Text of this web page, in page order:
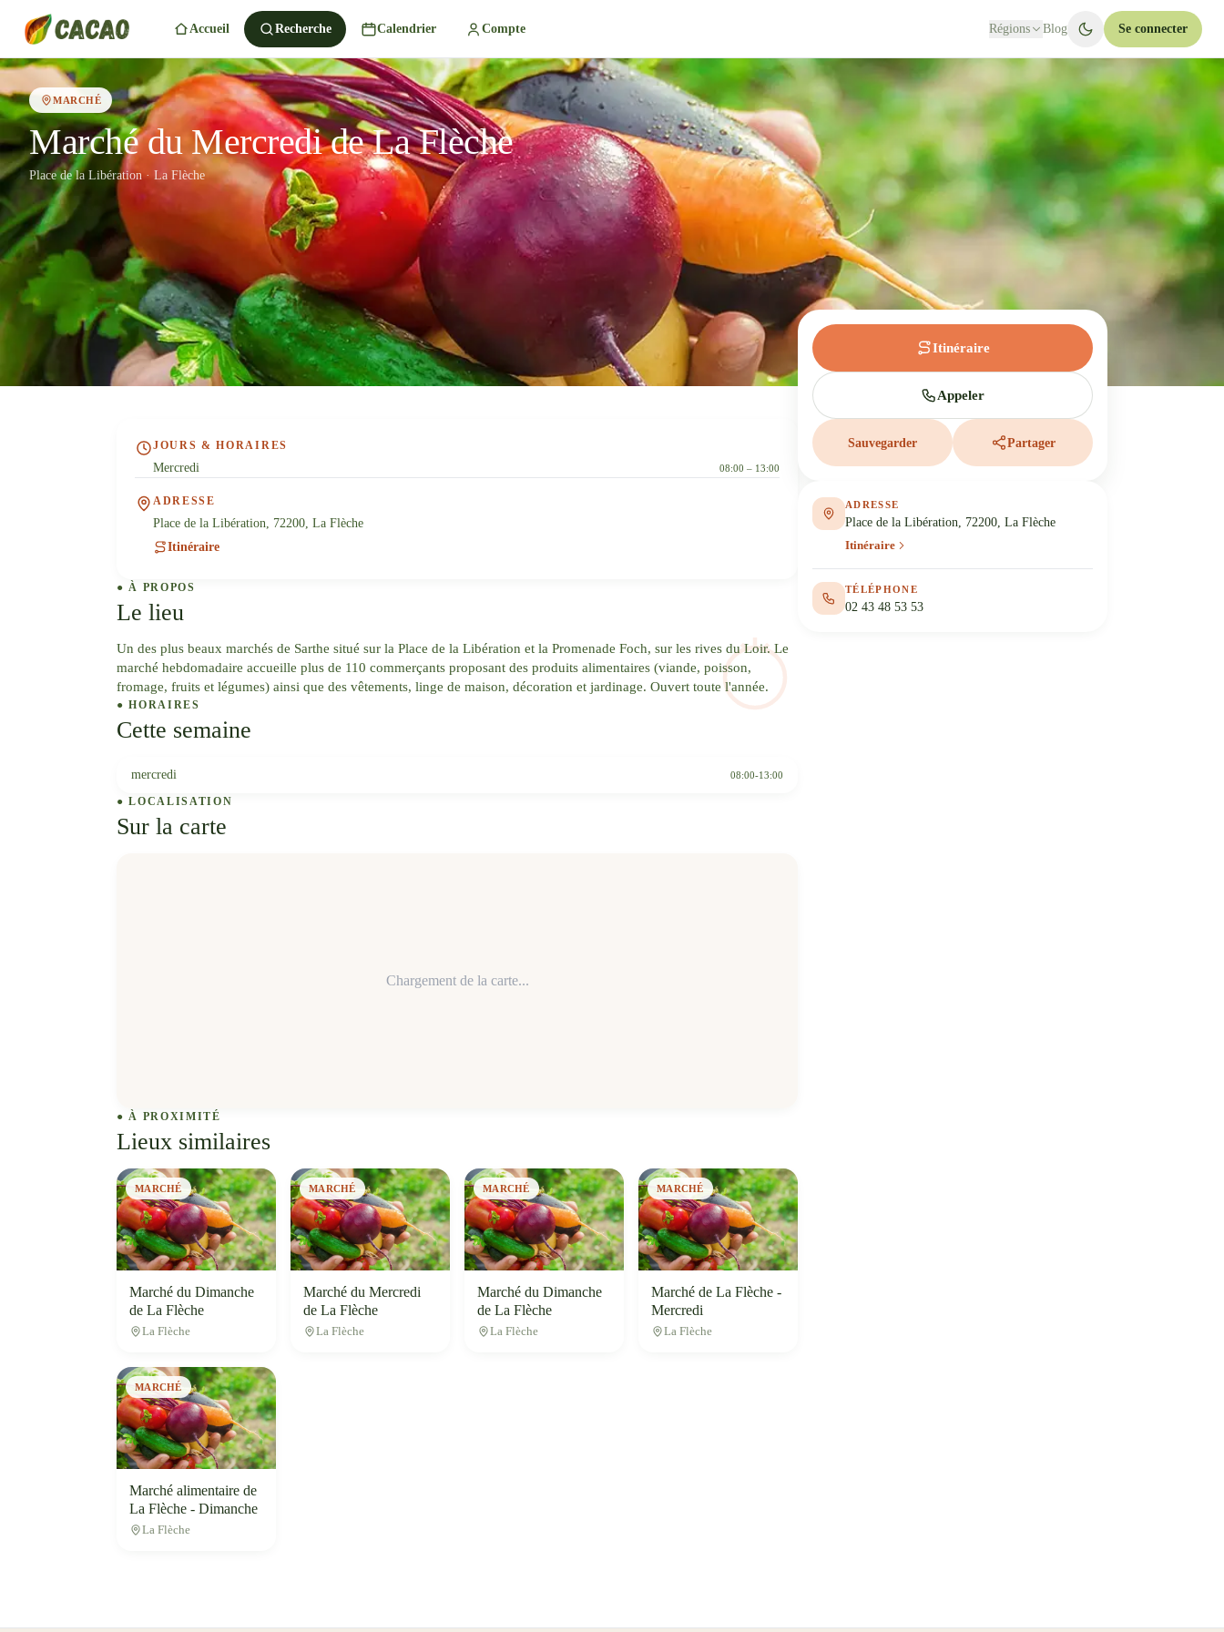
Accueil Recherche Calendrier Compte Régions Blog Se connecter
MARCHÉ
Marché du Mercredi de La Flèche
Place de la Libération · La Flèche
JOURS & HORAIRES
Mercredi 08:00 – 13:00
ADRESSE
Place de la Libération, 72200, La Flèche
Itinéraire
● À PROPOS
Le lieu
Un des plus beaux marchés de Sarthe situé sur la Place de la Libération et la Promenade Foch, sur les rives du Loir. Le
marché hebdomadaire accueille plus de 110 commerçants proposant des produits alimentaires (viande, poisson,
fromage, fruits et légumes) ainsi que des vêtements, linge de maison, décoration et jardinage. Ouvert toute l'année.
● HORAIRES
Cette semaine
mercredi 08:00-13:00
● LOCALISATION
Sur la carte
Chargement de la carte...
● À PROXIMITÉ
Lieux similaires
MARCHÉ
Marché du Dimanche
de La Flèche
La Flèche
MARCHÉ
Marché du Mercredi
de La Flèche
La Flèche
MARCHÉ
Marché du Dimanche
de La Flèche
La Flèche
MARCHÉ
Marché de La Flèche -
Mercredi
La Flèche
MARCHÉ
Marché alimentaire de
La Flèche - Dimanche
La Flèche
Itinéraire
Appeler
Sauvegarder Partager
ADRESSE
Place de la Libération, 72200, La Flèche
Itinéraire
TÉLÉPHONE
02 43 48 53 53